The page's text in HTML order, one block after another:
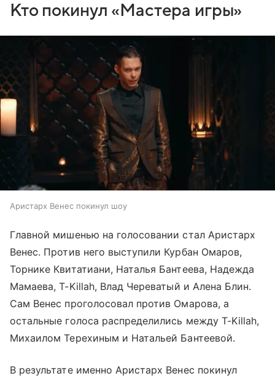
Кто покинул «Мастера игры»
Аристарх Венес покинул шоу
Главной мишенью на голосовании стал Аристарх
Венес. Против него выступили Курбан Омаров,
Торнике Квитатиани, Наталья Бантеева, Надежда
Мамаева, T-Killah, Влад Череватый и Алена Блин.
Сам Венес проголосовал против Омарова, а
остальные голоса распределились между T-Killah,
Михаилом Терехиным и Натальей Бантеевой.
В результате именно Аристарх Венес покинул